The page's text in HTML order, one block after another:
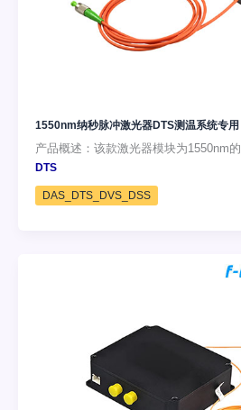
1550nm纳秒脉冲激光器DTS测温系统专用
产品概述：该款激光器模块为1550nm的
DTS
DAS_DTS_DVS_DSS